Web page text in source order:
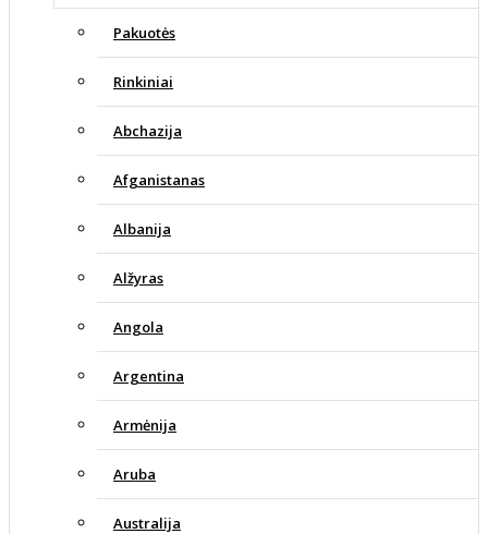
Pakuotės
Rinkiniai
Abchazija
Afganistanas
Albanija
Alžyras
Angola
Argentina
Armėnija
Aruba
Australija